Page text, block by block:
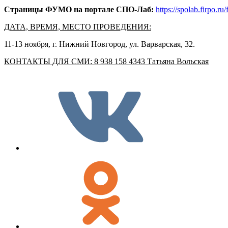
Страницы ФУМО на портале СПО-Лаб: https://
ДАТА, ВРЕМЯ, МЕСТО ПРОВЕДЕНИЯ:
11-13 ноября, г. Нижний Новгород, ул. Варварская, 32.
КОНТАКТЫ ДЛЯ СМИ: 8 938 158 4343 Татьяна Вольская